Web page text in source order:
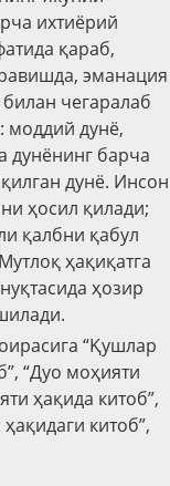
ихтиёрий
қараб,
эманация
чегаралаб
моддий дунё,
дунёнинг барча
дунё. Инсон
ҳосил қилади;
қалбни қабул
ҳақиқатга
ҳозир
“Қушлар
“Дуо моҳияти
ҳақида китоб”,
китоб”,